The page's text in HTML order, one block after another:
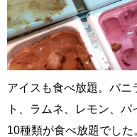
アイスも食べ放題。バニ
ト、ラムネ、レモン、パ
10種類が食べ放題でした